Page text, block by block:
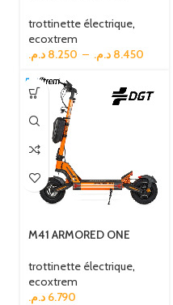
trottinette électrique,
ecoxtrem
8.250 د.م. – 8.450 د.م.
M41 ARMORED ONE
trottinette électrique,
ecoxtrem
6.790 د.م.